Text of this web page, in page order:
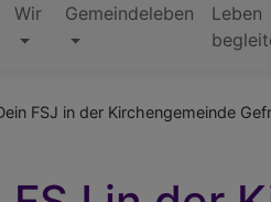
Wir Gemeindeleben
Leben
FSJ in der Kirchengemeinde